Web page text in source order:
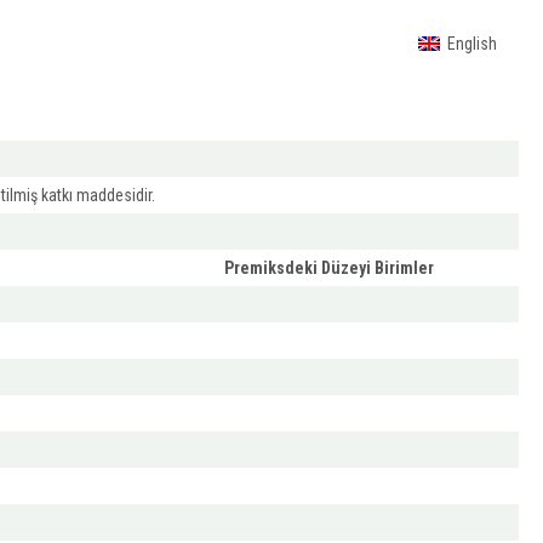
English
katkı maddesidir.
Premiksdeki Düzeyi Birimler